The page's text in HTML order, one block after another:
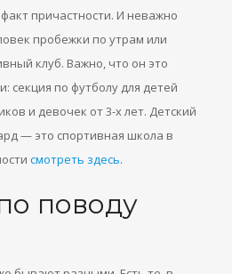
причастности. И неважно
пробежки по утрам или
клуб. Важно, что он это
секция по футболу для детей
и девочек от 3-х лет. Детский
— это спортивная школа в
смотреть здесь.
поводу